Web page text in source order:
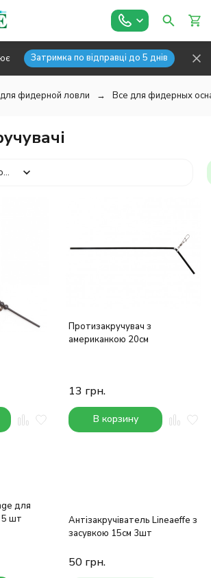
Затримка по відправці до 5 днів
для фидерной ловли Все для фидерных
Протизакручувач з
американкою 20см
13 грн.
В корзину
для
5 шт
Антізакручіватель Lineaeffe з
засувкою 15см 3шт
50 грн.